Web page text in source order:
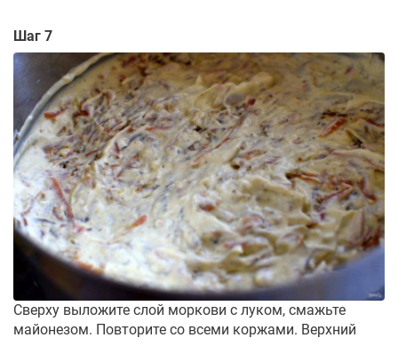
Шаг 7
Сверху выложите слой моркови с луком, смажьте
майонезом. Повторите со всеми коржами. Верхний